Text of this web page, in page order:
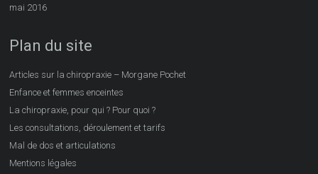
mai 2016
Plan du site
Articles sur la chiropraxie – Morgane Pochet
Enfance et femmes enceintes
La chiropraxie, pour qui ? Pour quoi ?
Les consultations, déroulement et tarifs
Mal de dos et articulations
Mentions légales